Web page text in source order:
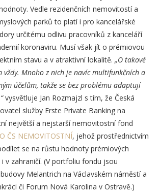
Vedle rezidenčních nemovitostí a
parků to platí i pro kancelářské
určitému odlivu pracovníků z kanceláří
koronaviru. Musí však jít o prémiovou
stavu a v atraktivní lokalitě. „O takové
vždy. Mnoho z nich je navíc multifunkčních a
účelům, takže se bez problému adaptují
vysvětluje Jan Rozmajzl s tím, že Česká
služby Erste Private Banking na
největší a nejstarší nemovitostní fond
ČS NEMOVITOSTNÍ, jehož prostřednictvím
se na růstu hodnoty prémiových
v zahraničí. (V portfoliu fondu jsou
Melantrich na Václavském náměstí a
či Forum Nová Karolina v Ostravě.)